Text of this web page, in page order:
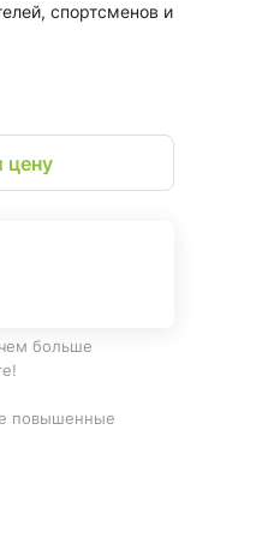
спортсменов и
цену
больше
повышенные